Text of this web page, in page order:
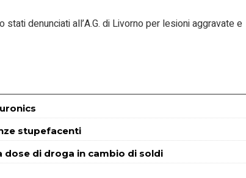
denunciati all’A.G. di Livorno per lesioni aggravate e
stupefacenti
di droga in cambio di soldi